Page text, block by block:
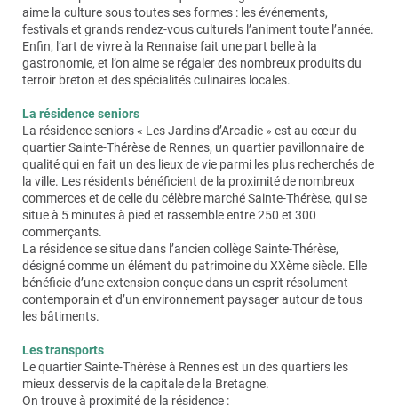
résidents qui souhaiteraient s’y retrouver et partager
des moments conviviaux. Il accueille également les
repas animés ou à thème organisés par notre équipe
pour enjoliver le quotidien.
Des activitéssportives et ludiques :gymnastique
douce, pétanque…
Des initiativescitoyennes, des partenariats et des
services innovants
Les activités peuvent aussi être à l’initiative :
De nos résidents qui organisent et partagent des
moments de détente
D’associations locales qui interviennent au sein de
la résidence
N’hésitez pas à interroger l’équipe sur le planning
d’activité !
Certaines animations peuvent être payantes et
nécessitent une réservation.
dans votre appartement, se charger des courses à
votre place, faire votre lessive et votre repassage,
préparer ensemble vos repas…
Des prestations d’aide et d’accompagnement
aider à vous habiller et vous coiffer, vous aider à
vous coucher, vous accompagner pour une balade,
du shopping ou chez le médecin…
Nous assurons les remplacements et la formation du
personnel, ainsi que le suivi qualité des prestations, pour
que vous puissiez garder l’esprit libre. Pensez-y !
Horaires d'ouverture: Du lundi au vendredi de 09h00 à
12h00 et de 14h00 à 18h00
Numéro de Téléphone: 02 19 00 38 65
Vous pouvez bénéficier d’une réduction d’impôt
pouvant aller jusqu’à 12 000 €/an. L’activité de service à
la personne est déclarée auprès de la DREETS et
l’activité de SAD est autorisée par le Conseil
Départemental.
Un personnel qualifié et présent 24h/24h, toute
l’année
Un système d’appel d’urgence relié à notre
personnel présent jour et nuit, pour réagir
Un visiophone individuel pour ouvrir vous-même à
vos visiteurs
Un service de conciergerie et d’accueil pour
réceptionner vos colis
recherche d’un praticien ? vous avez besoin d’une
aide particulière ? Le coordinateur/trice est là pour
vous orienter.
Coiffeur: l’Espace Beauté vous accueille sur
rendez-vous !
Esthéticienne :
l’accueil de la résidence et prenez rendez-vous.
Blanchisserie :un service de pressing prend soin
de votre linge à la demande.
L’application des Jardins d’Arcadievous permet
d’accéder aux informations clés de la résidence,
d’envoyer un message à l’accueil, de retrouver le
programme d’activité et le menu hebdomadaire du
restaurant mais aussi de télécharger des photos
prises lors des animations. Cette application est
également accessible aux familles.
aime la culture sous toutes ses formes : les événements,
festivals et grands rendez-vous culturels l’animent toute l’année.
Enfin, l’art de vivre à la Rennaise fait une part belle à la
gastronomie, et l’on aime se régaler des nombreux produits du
terroir breton et des spécialités culinaires locales.
La résidence seniors
La résidence seniors « Les Jardins d’Arcadie » est au cœur du
quartier Sainte-Thérèse de Rennes, un quartier pavillonnaire de
qualité qui en fait un des lieux de vie parmi les plus recherchés de
la ville. Les résidents bénéficient de la proximité de nombreux
commerces et de celle du célèbre marché Sainte-Thérèse, qui se
situe à 5 minutes à pied et rassemble entre 250 et 300
commerçants.
La résidence se situe dans l’ancien collège Sainte-Thérèse,
désigné comme un élément du patrimoine du XXème siècle. Elle
bénéficie d’une extension conçue dans un esprit résolument
contemporain et d’un environnement paysager autour de tous
les bâtiments.
Les transports
Le quartier Sainte-Thérèse à Rennes est un des quartiers les
mieux desservis de la capitale de la Bretagne.
On trouve à proximité de la résidence :